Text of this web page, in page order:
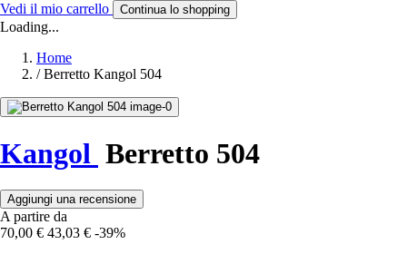
Vedi il mio carrello Continua lo shopping
Loading...
Home
/ Berretto Kangol 504
Kangol Berretto 504
Aggiungi una recensione
A partire da
70,00 € 43,03 € -39%